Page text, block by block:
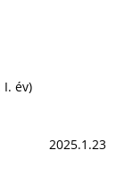
év)
2025.1.23